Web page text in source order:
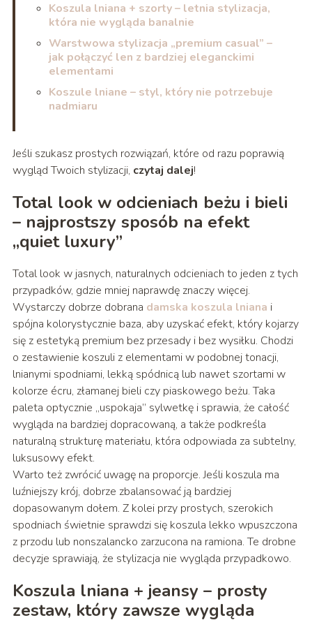
Koszula lniana + szorty – letnia stylizacja,
która nie wygląda banalnie
Warstwowa stylizacja „premium casual” –
jak połączyć len z bardziej eleganckimi
elementami
Koszule lniane – styl, który nie potrzebuje
nadmiaru
Jeśli szukasz prostych rozwiązań, które od razu poprawią
wygląd Twoich stylizacji, czytaj dalej!
Total look w odcieniach beżu i bieli
– najprostszy sposób na efekt
„quiet luxury”
Total look w jasnych, naturalnych odcieniach to jeden z tych
przypadków, gdzie mniej naprawdę znaczy więcej.
Wystarczy dobrze dobrana damska koszula lniana i
spójna kolorystycznie baza, aby uzyskać efekt, który kojarzy
się z estetyką premium bez przesady i bez wysiłku. Chodzi
o zestawienie koszuli z elementami w podobnej tonacji,
lnianymi spodniami, lekką spódnicą lub nawet szortami w
kolorze écru, złamanej bieli czy piaskowego beżu. Taka
paleta optycznie „uspokaja” sylwetkę i sprawia, że całość
wygląda na bardziej dopracowaną, a także podkreśla
naturalną strukturę materiału, która odpowiada za subtelny,
luksusowy efekt.
Warto też zwrócić uwagę na proporcje. Jeśli koszula ma
luźniejszy krój, dobrze zbalansować ją bardziej
dopasowanym dołem. Z kolei przy prostych, szerokich
spodniach świetnie sprawdzi się koszula lekko wpuszczona
z przodu lub nonszalancko zarzucona na ramiona. Te drobne
decyzje sprawiają, że stylizacja nie wygląda przypadkowo.
Koszula lniana + jeansy – prosty
zestaw, który zawsze wygląda